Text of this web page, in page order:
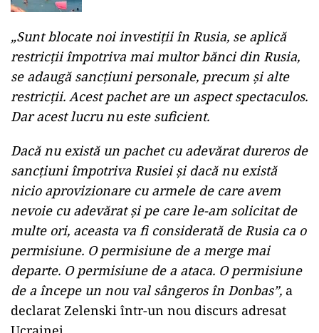
„Sunt blocate noi investiții în Rusia, se aplică
restricții împotriva mai multor bănci din Rusia,
se adaugă sancțiuni personale, precum și alte
restricții. Acest pachet are un aspect spectaculos.
Dar acest lucru nu este suficient.
Dacă nu există un pachet cu adevărat dureros de
sancțiuni împotriva Rusiei și dacă nu există
nicio aprovizionare cu armele de care avem
nevoie cu adevărat și pe care le-am solicitat de
multe ori, aceasta va fi considerată de Rusia ca o
permisiune. O permisiune de a merge mai
departe. O permisiune de a ataca. O permisiune
de a începe un nou val sângeros în Donbas”, a
declarat Zelenski într-un nou discurs adresat